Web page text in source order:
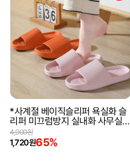
*사계절 베이직슬리퍼 욕실화 슬
리퍼 미끄럼방지 실내화 사무실슬
리퍼 샌들 여름신발 층간소음
1,720원65%
4,900원